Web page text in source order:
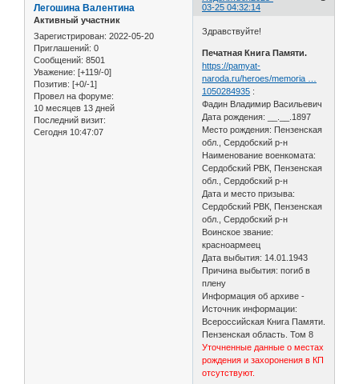
03-25 04:32:14
Легошина Валентина
Активный участник
Зарегистрирован: 2022-05-20
Приглашений: 0
Сообщений: 8501
Уважение: [+119/-0]
Позитив: [+0/-1]
Провел на форуме:
10 месяцев 13 дней
Последний визит:
Сегодня 10:47:07
Здравствуйте!
Печатная Книга Памяти.
https://pamyat-
naroda.ru/heroes/memoria …
1050284935 :
Фадин Владимир Васильевич
Дата рождения: __.__.1897
Место рождения: Пензенская
обл., Сердобский р-н
Наименование военкомата:
Сердобский РВК, Пензенская
обл., Сердобский р-н
Дата и место призыва:
Сердобский РВК, Пензенская
обл., Сердобский р-н
Воинское звание:
красноармеец
Дата выбытия: 14.01.1943
Причина выбытия: погиб в
плену
Информация об архиве -
Источник информации:
Всероссийская Книга Памяти.
Пензенская область. Том 8
Уточненные данные о местах
рождения и захоронения в КП
отсутствуют.